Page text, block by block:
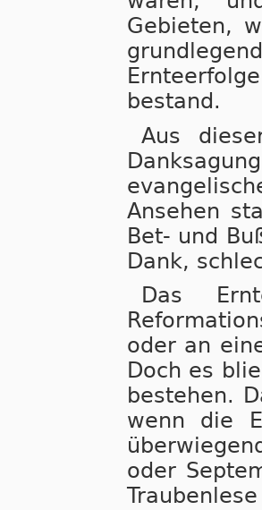
Gebieten,
bestand.
Aus
Ansehen
Bet- und
Dank,
Das
oder an
Doch es
bestehen.
wenn die
oder